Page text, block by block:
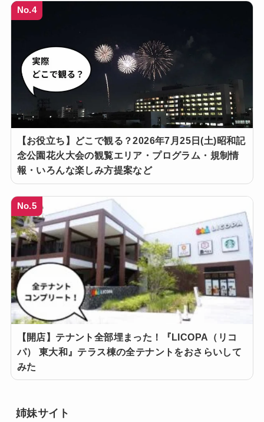
No.4
【お役立ち】どこで観る？2026年7月25日(土)昭和記
念公園花火大会の観覧エリア・プログラム・規制情
報・いろんな楽しみ方提案など
No.5
【開店】テナント全部埋まった！『LICOPA（リコ
パ） 東大和』テラス棟の全テナントをおさらいして
みた
姉妹サイト